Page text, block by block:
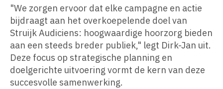
"We zorgen ervoor dat elke campagne en actie
bijdraagt aan het overkoepelende doel van
Struijk Audiciens: hoogwaardige hoorzorg bieden
aan een steeds breder publiek," legt Dirk-Jan uit.
Deze focus op strategische planning en
doelgerichte uitvoering vormt de kern van deze
succesvolle samenwerking.